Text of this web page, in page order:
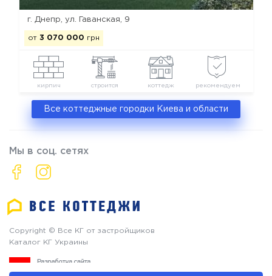
г. Днепр, ул. Гаванская, 9
от 3 070 000 грн
кирпич строится коттедж рекомендуем
Все коттеджные городки Киева и области
Мы в соц. сетях
Copyright © Все КГ от застройщиков
Каталог КГ Украины